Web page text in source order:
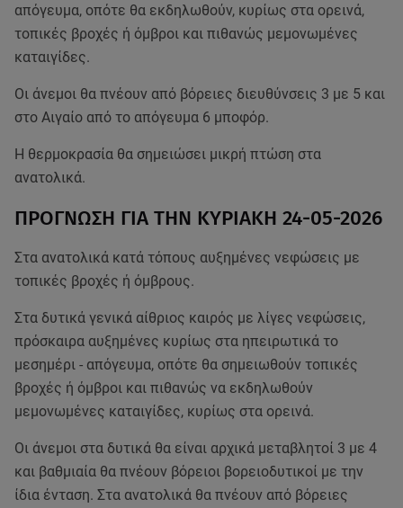
απόγευμα, οπότε θα εκδηλωθούν, κυρίως στα ορεινά,
τοπικές βροχές ή όμβροι και πιθανώς μεμονωμένες
καταιγίδες.
Οι άνεμοι θα πνέουν από βόρειες διευθύνσεις 3 με 5 και
στο Αιγαίο από το απόγευμα 6 μποφόρ.
Η θερμοκρασία θα σημειώσει μικρή πτώση στα
ανατολικά.
ΠΡΟΓΝΩΣΗ ΓΙΑ ΤΗΝ ΚΥΡΙΑΚΗ 24-05-2026
Στα ανατολικά κατά τόπους αυξημένες νεφώσεις με
τοπικές βροχές ή όμβρους.
Στα δυτικά γενικά αίθριος καιρός με λίγες νεφώσεις,
πρόσκαιρα αυξημένες κυρίως στα ηπειρωτικά το
μεσημέρι - απόγευμα, οπότε θα σημειωθούν τοπικές
βροχές ή όμβροι και πιθανώς να εκδηλωθούν
μεμονωμένες καταιγίδες, κυρίως στα ορεινά.
Οι άνεμοι στα δυτικά θα είναι αρχικά μεταβλητοί 3 με 4
και βαθμιαία θα πνέουν βόρειοι βορειοδυτικοί με την
ίδια ένταση. Στα ανατολικά θα πνέουν από βόρειες